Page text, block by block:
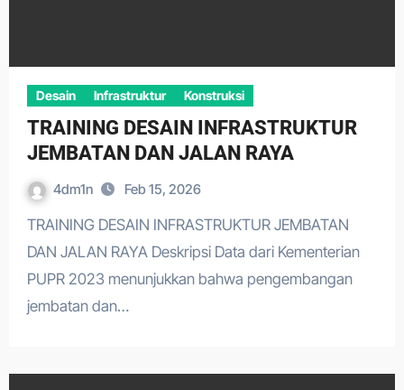
Desain Infrastruktur Konstruksi
TRAINING DESAIN INFRASTRUKTUR
JEMBATAN DAN JALAN RAYA
4dm1n Feb 15, 2026
TRAINING DESAIN INFRASTRUKTUR JEMBATAN
DAN JALAN RAYA Deskripsi Data dari Kementerian
PUPR 2023 menunjukkan bahwa pengembangan
jembatan dan…